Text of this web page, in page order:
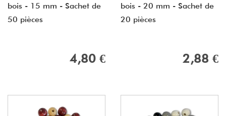
bois - 15 mm - Sachet de
50 pièces
4,80 €
bois - 20 mm - Sachet de
20 pièces
2,88 €